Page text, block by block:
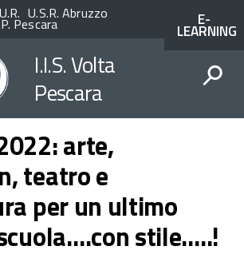
U.S.R. Abruzzo
Pescara AI
SERVIZI
SPID
E-
LEARNING
I.I.S. Volta
Pescara
arte,
teatro e
per un ultimo
stile…..!